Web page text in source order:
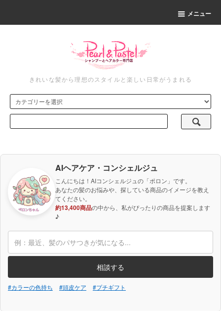
メニュー
きれいな髪から理想のスタイルと楽しい日常がうまれる
AIヘアケア・コンシェルジュ
こんにちは！AIコンシェルジュの「ポロン」です。
あなたの髪のお悩みや、探している商品のイメージを教え
てください。
約13,400商品の中から、私がぴったりの商品を提案します
♪
相談する
#カラーの色持ち #頭皮ケア #プチギフト